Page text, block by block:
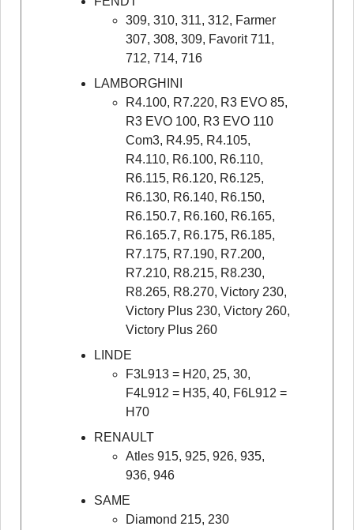
309, 310, 311, 312, Farmer
307, 308, 309, Favorit 711,
712, 714, 716
LAMBORGHINI
R4.100, R7.220, R3 EVO 85,
R3 EVO 100, R3 EVO 110
Com3, R4.95, R4.105,
R4.110, R6.100, R6.110,
R6.115, R6.120, R6.125,
R6.130, R6.140, R6.150,
R6.150.7, R6.160, R6.165,
R6.165.7, R6.175, R6.185,
R7.175, R7.190, R7.200,
R7.210, R8.215, R8.230,
R8.265, R8.270, Victory 230,
Victory Plus 230, Victory 260,
Victory Plus 260
LINDE
F3L913 = H20, 25, 30,
F4L912 = H35, 40, F6L912 =
H70
RENAULT
Atles 915, 925, 926, 935,
936, 946
SAME
Diamond 215, 230